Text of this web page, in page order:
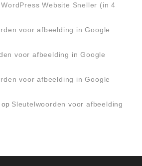
Website Sneller (in 4
voor afbeelding in Google
voor afbeelding in Google
voor afbeelding in Google
op Sleutelwoorden voor afbeelding